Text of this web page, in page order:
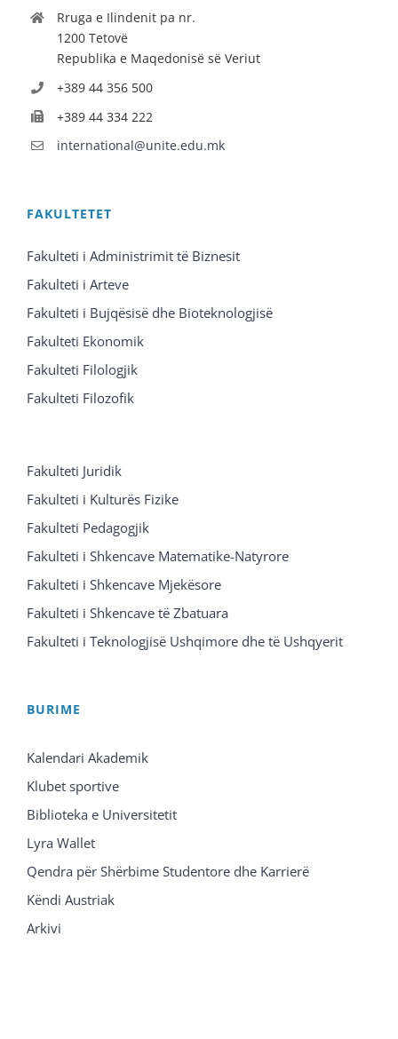
Rruga e Ilindenit pa nr.
1200 Tetovë
Republika e Maqedonisë së Veriut
+389 44 356 500
+389 44 334 222
international@unite.edu.mk
FAKULTETET
Fakulteti i Administrimit të Biznesit
Fakulteti i Arteve
Fakulteti i Bujqësisë dhe Bioteknologjisë
Fakulteti Ekonomik
Fakulteti Filologjik
Fakulteti Filozofik
Fakulteti Juridik
Fakulteti i Kulturës Fizike
Fakulteti Pedagogjik
Fakulteti i Shkencave Matematike-Natyrore
Fakulteti i Shkencave Mjekësore
Fakulteti i Shkencave të Zbatuara
Fakulteti i Teknologjisë Ushqimore dhe të Ushqyerit
BURIME
Kalendari Akademik
Klubet sportive
Biblioteka e Universitetit
Lyra Wallet
Qendra për Shërbime Studentore dhe Karrierë
Këndi Austriak
Arkivi